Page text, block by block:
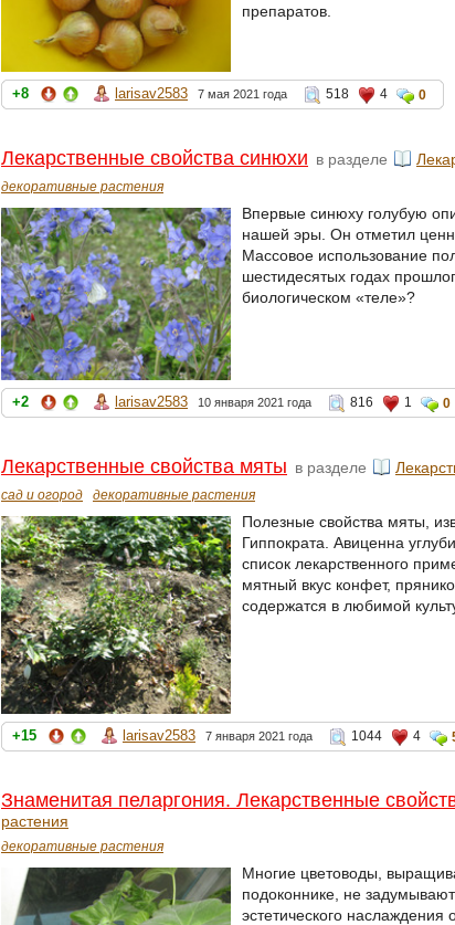
препаратов.
+8 larisav2583 7 мая 2021 года 518 4 0
Лекарственные свойства синюхи в разделе
декоративные растения
Впервые синюху голубую
нашей эры. Он отметил
Массовое использование
шестидесятых годах
биологическом «теле»?
+2 larisav2583 10 января 2021 года 816 1 0
Лекарственные свойства мяты в разделе
сад и огород декоративные растения
Полезные свойства мяты,
Гиппократа. Авиценна
список лекарственного
мятный вкус конфет,
содержатся в любимой
+15 larisav2583 7 января 2021 года 1044 4
Знаменитая пеларгония. Лекарственные
растения
декоративные растения
Многие цветоводы,
подоконнике, не
эстетического